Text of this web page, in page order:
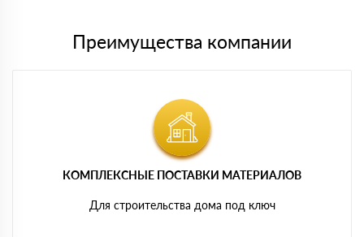
Преимущества компании
КОМПЛЕКСНЫЕ ПОСТАВКИ МАТЕРИАЛОВ
Для строительства дома под ключ